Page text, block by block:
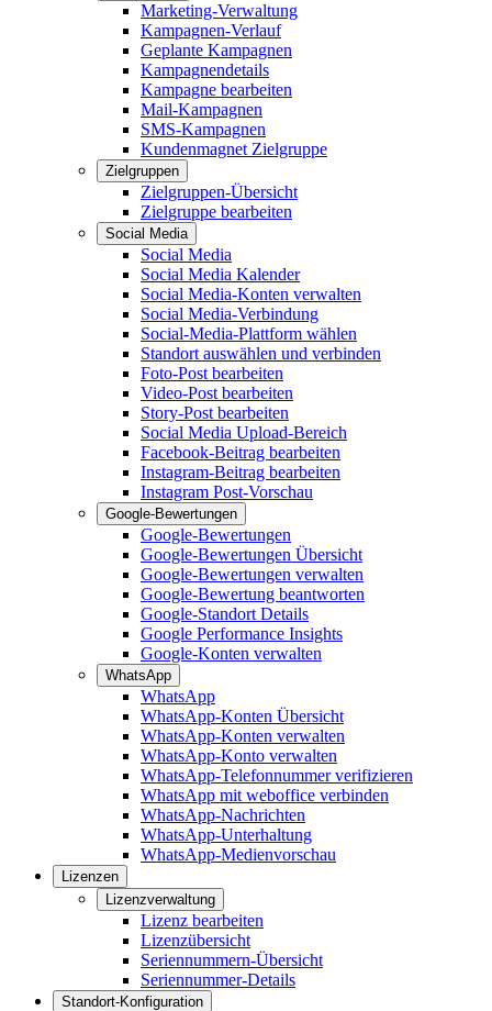
Marketing-Verwaltung
Kampagnen-Verlauf
Geplante Kampagnen
Kampagnendetails
Kampagne bearbeiten
Mail-Kampagnen
SMS-Kampagnen
Kundenmagnet Zielgruppe
Zielgruppen
Zielgruppen-Übersicht
Zielgruppe bearbeiten
Social Media
Social Media
Social Media Kalender
Social Media-Konten verwalten
Social Media-Verbindung
Social-Media-Plattform wählen
Standort auswählen und verbinden
Foto-Post bearbeiten
Video-Post bearbeiten
Story-Post bearbeiten
Social Media Upload-Bereich
Facebook-Beitrag bearbeiten
Instagram-Beitrag bearbeiten
Instagram Post-Vorschau
Google-Bewertungen
Google-Bewertungen
Google-Bewertungen Übersicht
Google-Bewertungen verwalten
Google-Bewertung beantworten
Google-Standort Details
Google Performance Insights
Google-Konten verwalten
WhatsApp
WhatsApp
WhatsApp-Konten Übersicht
WhatsApp-Konten verwalten
WhatsApp-Konto verwalten
WhatsApp-Telefonnummer verifizieren
WhatsApp mit weboffice verbinden
WhatsApp-Nachrichten
WhatsApp-Unterhaltung
WhatsApp-Medienvorschau
Lizenzen
Lizenzverwaltung
Lizenz bearbeiten
Lizenzübersicht
Seriennummern-Übersicht
Seriennummer-Details
Standort-Konfiguration